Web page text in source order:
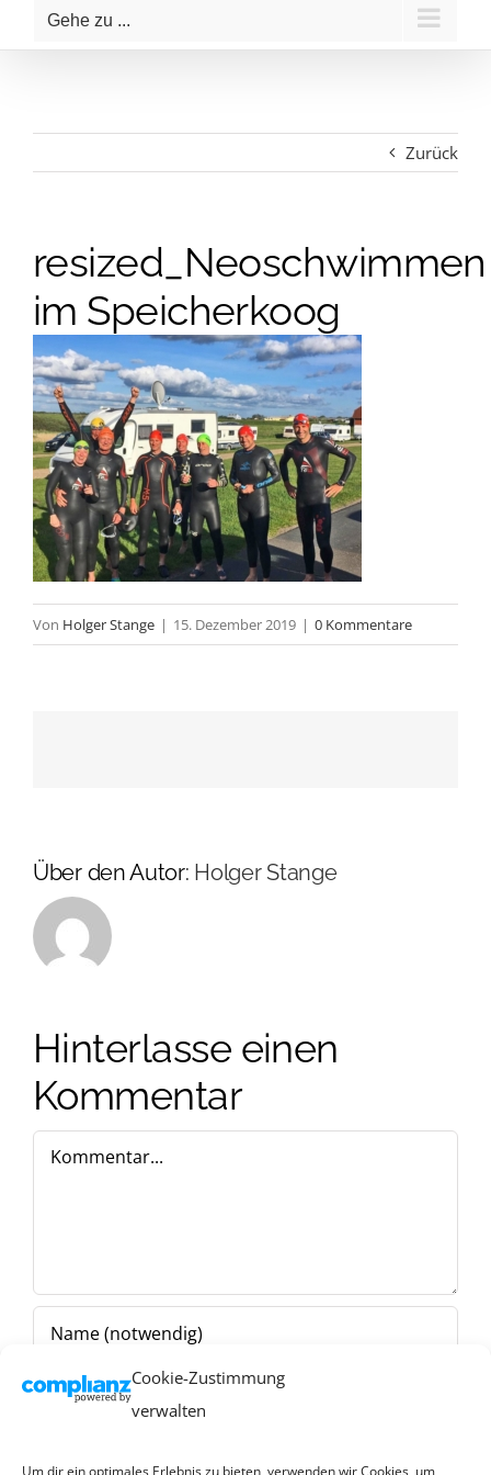
Cookie-Zustimmung
verwalten
Um dir ein optimales Erlebnis zu bieten, verwenden wir Cookies, um
Gehe zu ...
Zurück
resized_Neoschwimmen
im Speicherkoog
Von Holger Stange | 15. Dezember 2019 | 0 Kommentare
Über den Autor: Holger Stange
Hinterlasse einen
Kommentar
Kommentar